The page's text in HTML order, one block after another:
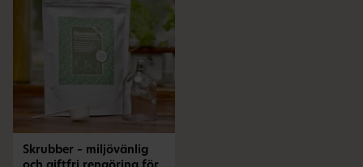
Skrubber – miljövänlig